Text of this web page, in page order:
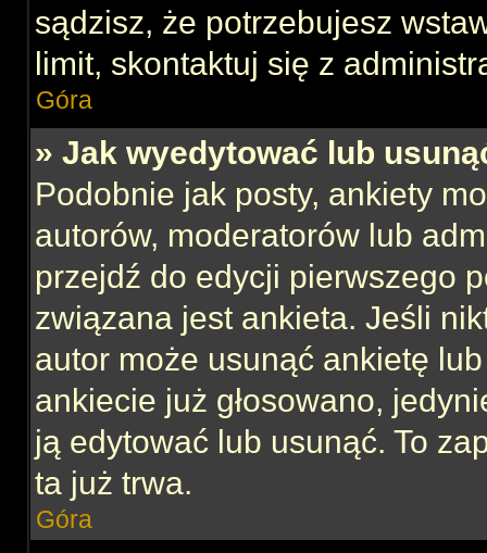
sądzisz, że potrzebujesz
limit, skontaktuj się z
Góra
» Jak wyedytować lub
Podobnie jak posty, ankiety
autorów, moderatorów lub
przejdź do edycji pierwszego
związana jest ankieta. Jeśli
autor może usunąć ankietę
ankiecie już głosowano,
ją edytować lub usunąć. To
ta już trwa.
Góra